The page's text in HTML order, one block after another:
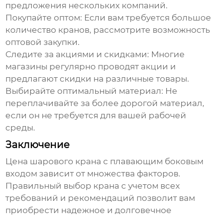
предложения нескольких компаний.
Покупайте оптом: Если вам требуется большое
количество кранов, рассмотрите возможность
оптовой закупки.
Следите за акциями и скидками: Многие
магазины регулярно проводят акции и
предлагают скидки на различные товары.
Выбирайте оптимальный материал: Не
переплачивайте за более дорогой материал,
если он не требуется для вашей рабочей
среды.
Заключение
Цена шарового крана с плавающим боковым
входом зависит от множества факторов.
Правильный выбор крана с учетом всех
требований и рекомендаций позволит вам
приобрести надежное и долговечное